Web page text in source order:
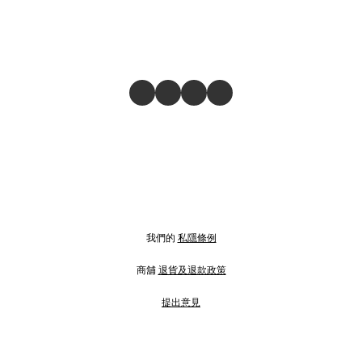
我們的 私隱條例
商舖 退貨及退款政策
提出意見